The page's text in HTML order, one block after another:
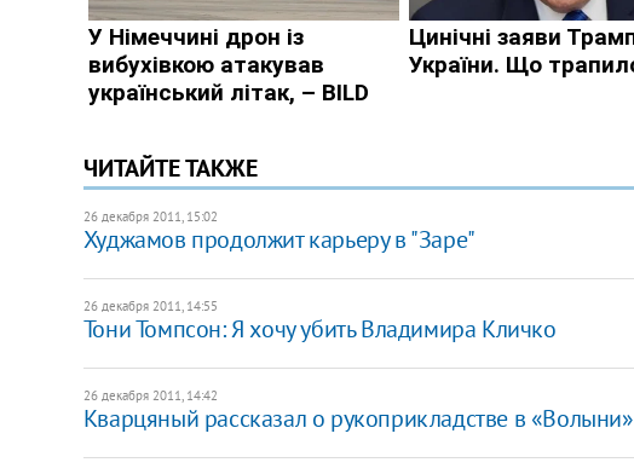
ЧИТАЙТЕ ТАКЖЕ
26 декабря 2011, 15:02
Худжамов продолжит карьеру в "Заре"
26 декабря 2011, 14:55
Тони Томпсон: Я хочу убить Владимира Кличко
26 декабря 2011, 14:42
Кварцяный рассказал о рукоприкладстве в «Волыни»